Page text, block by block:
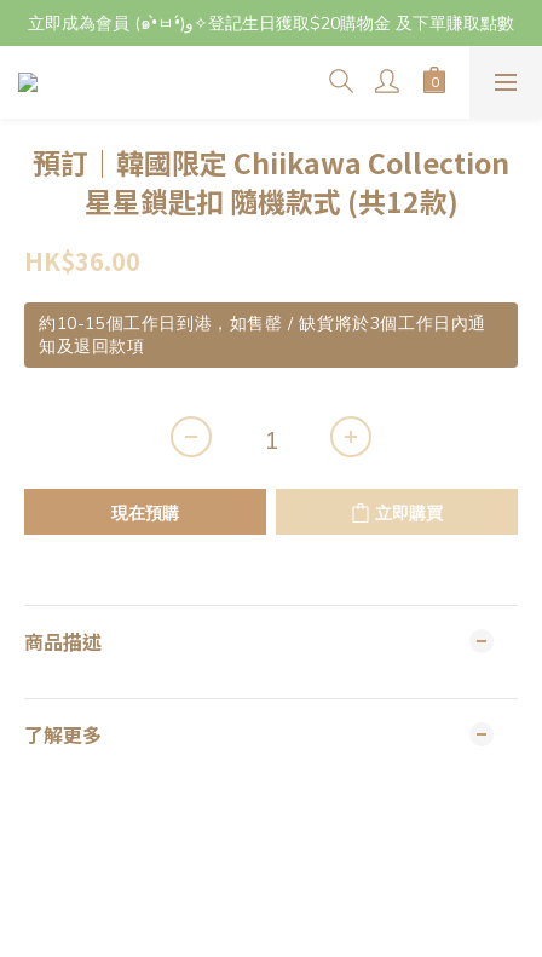
立即成為會員 (๑•̀ㅂ•́)و✧登記生日獲取$20購物金 及下單賺取點數
立即成為會員 (๑•̀ㅂ•́)و✧登記生日獲取$20購物金 及下單賺取點數
7月29日至8月3日期間因店主不在港將暫停交收及寄件，感謝~
預訂｜韓國限定 Chiikawa Collection
星星鎖匙扣 隨機款式 (共12款)
HK$36.00
約10-15個工作日到港，如售罄 / 缺貨將於3個工作日內通
知及退回款項
現在預購 立即購買
商品描述
了解更多